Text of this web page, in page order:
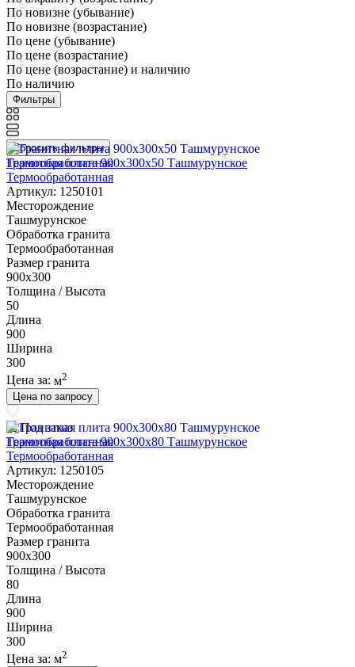
По новизне (убывание)
По новизне (возрастание)
По цене (убывание)
По цене (возрастание)
По цене (возрастание) и наличию
По наличию
Фильтры
Сбросить фильтры
Гранитная плита 900х300x50 Ташмурунское
Термообработанная
Артикул: 1250101
Месторождение
Ташмурунское
Обработка гранита
Термообработанная
Размер гранита
900х300
Толщина / Высота
50
Длина
900
Ширина
300
Цена за: м2
Цена по запросу
Под заказ
Гранитная плита 900х300x80 Ташмурунское
Термообработанная
Артикул: 1250105
Месторождение
Ташмурунское
Обработка гранита
Термообработанная
Размер гранита
900х300
Толщина / Высота
80
Длина
900
Ширина
300
Цена за: м2